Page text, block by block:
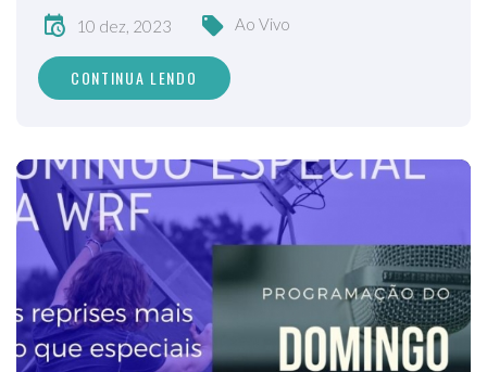
10 dez, 2023 Ao Vivo
CONTINUA LENDO